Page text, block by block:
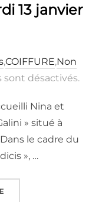
13 janvier
,COIFFURE,Non
sont désactivés.
Nina et
» situé à
le cadre du
», …
« PROJET « VILLA